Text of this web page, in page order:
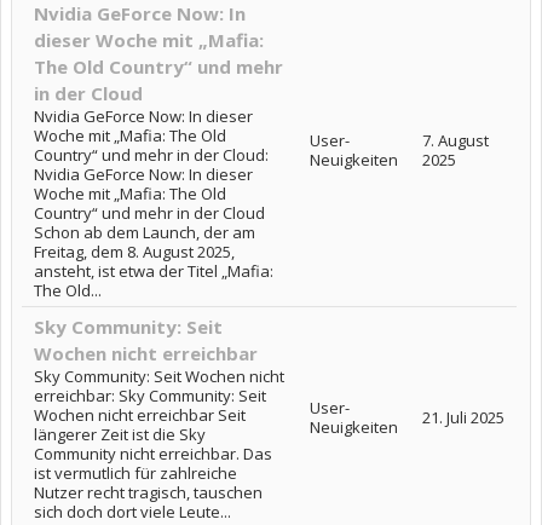
Nvidia GeForce Now: In
dieser Woche mit „Mafia:
The Old Country“ und mehr
in der Cloud
Nvidia GeForce Now: In dieser
Woche mit „Mafia: The Old
Country“ und mehr in der Cloud:
Nvidia GeForce Now: In dieser
Woche mit „Mafia: The Old
Country“ und mehr in der Cloud
Schon ab dem Launch, der am
Freitag, dem 8. August 2025,
ansteht, ist etwa der Titel „Mafia:
The Old...
User-
Neuigkeiten
7. August
2025
Sky Community: Seit
Wochen nicht erreichbar
Sky Community: Seit Wochen nicht
erreichbar: Sky Community: Seit
Wochen nicht erreichbar Seit
längerer Zeit ist die Sky
Community nicht erreichbar. Das
ist vermutlich für zahlreiche
Nutzer recht tragisch, tauschen
sich doch dort viele Leute...
User-
Neuigkeiten
21. Juli 2025